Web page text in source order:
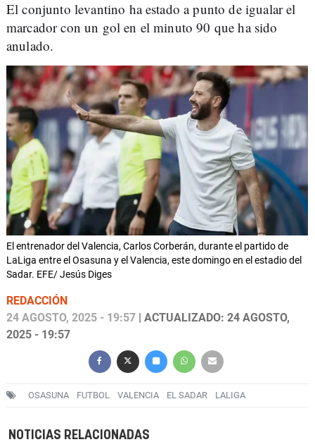
El conjunto levantino ha estado a punto de igualar el
marcador con un gol en el minuto 90 que ha sido
anulado.
El entrenador del Valencia, Carlos Corberán, durante el partido de
LaLiga entre el Osasuna y el Valencia, este domingo en el estadio del
Sadar. EFE/ Jesús Diges
REDACCIÓN
24 AGOSTO, 2025 - 19:57 | ACTUALIZADO: 24 AGOSTO,
2025 - 19:57
OSASUNA FUTBOL VALENCIA EL SADAR LALIGA
NOTICIAS RELACIONADAS